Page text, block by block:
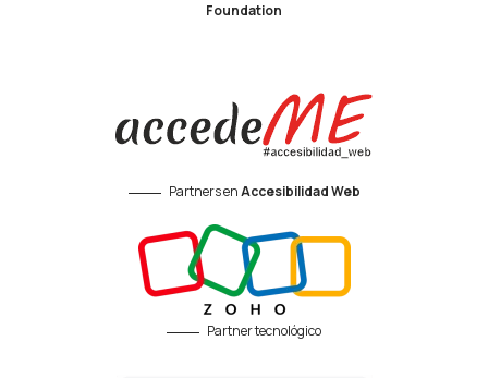
Foundation
Partners enAccesibilidad Web
Partner tecnológico